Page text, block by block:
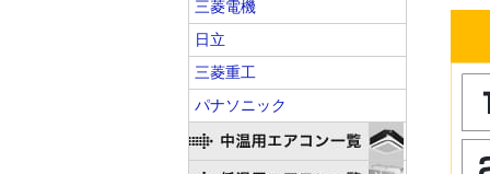
三菱電機
日立
三菱重工
パナソニック